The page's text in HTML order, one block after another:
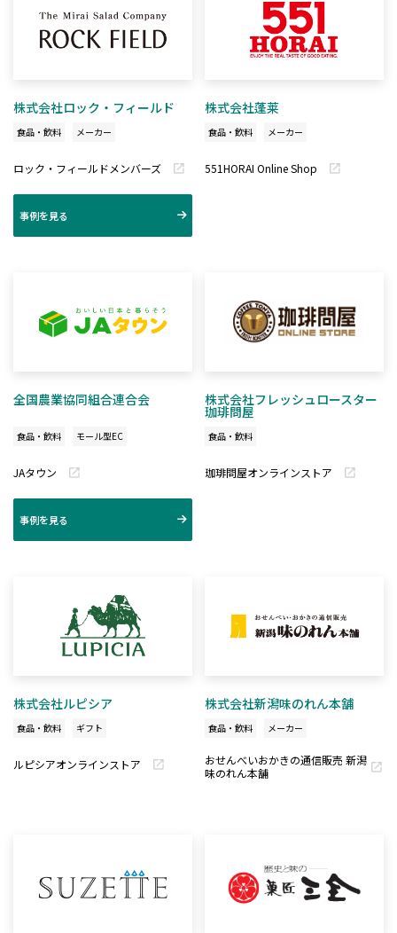
株式会社ロック・フィールド
食品・飲料 メーカー
ロック・フィールドメンバーズ
事例を見る
株式会社蓬莱
食品・飲料 メーカー
551HORAI Online Shop
全国農業協同組合連合会
食品・飲料 モール型EC
JAタウン
事例を見る
株式会社フレッシュロースター
珈琲問屋
食品・飲料
珈琲問屋オンラインストア
株式会社ルピシア
食品・飲料 ギフト
ルピシアオンラインストア
株式会社新潟味のれん本舗
食品・飲料 メーカー
おせんべいおかきの通信販売 新潟
味のれん本舗